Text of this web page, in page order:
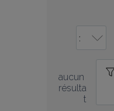
aucun
résulta
t